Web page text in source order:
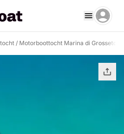
/ Motorboottocht Marina di Grosseto